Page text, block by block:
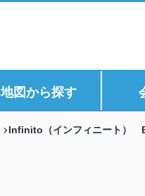
地図から探す
Infinito（インフィニート）